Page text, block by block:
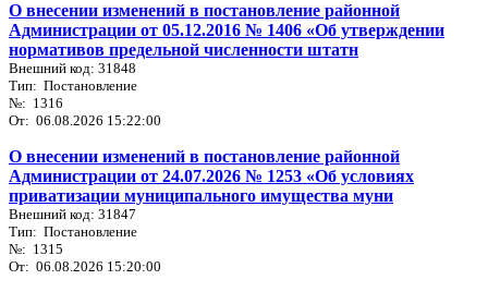
О внесении изменений в постановление районной
Администрации от 05.12.2016 № 1406 «Об утверждении
нормативов предельной численности штатн
Внешний код: 31848
Тип: Постановление
№: 1316
От: 06.08.2026 15:22:00
О внесении изменений в постановление районной
Администрации от 24.07.2026 № 1253 «Об условиях
приватизации муниципального имущества муни
Внешний код: 31847
Тип: Постановление
№: 1315
От: 06.08.2026 15:20:00